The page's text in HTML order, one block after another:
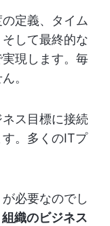
定義、タイム
して最終的な
現します。毎
。
ス目標に接続
。多くのITプ
必要なのでし
織のビジネス